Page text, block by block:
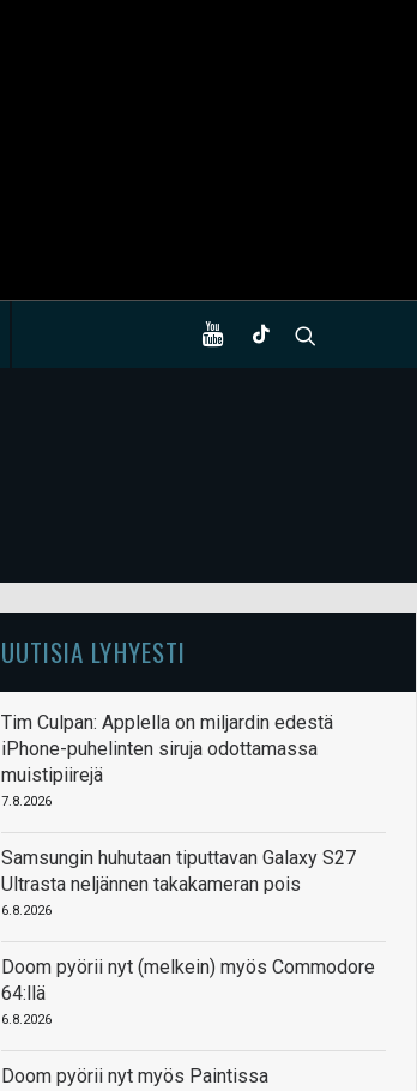
UUTISIA LYHYESTI
Tim Culpan: Applella on miljardin edestä
iPhone-puhelinten siruja odottamassa
muistipiirejä
7.8.2026
Samsungin huhutaan tiputtavan Galaxy S27
Ultrasta neljännen takakameran pois
6.8.2026
Doom pyörii nyt (melkein) myös Commodore
64:llä
6.8.2026
Doom pyörii nyt myös Paintissa